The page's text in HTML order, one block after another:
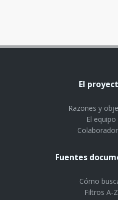
El
Razones y
El equipo
Fuentes
Cómo
Filtros A-Z